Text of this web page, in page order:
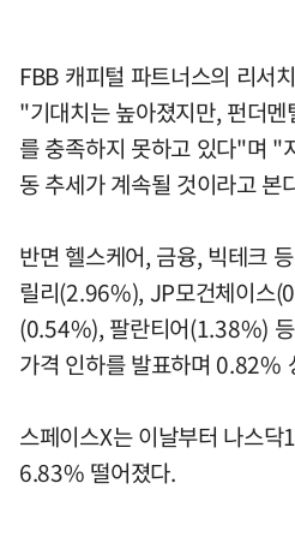
FBB 캐피털 파트너스의 리서
"기대치는 높아졌지만, 펀더
를 충족하지 못하고 있다"며 "
동 추세가 계속될 것이라고 본
반면 헬스케어, 금융, 빅테크
릴리(2.96%), JP모건체이스
(0.54%), 팔란티어(1.38%)
가격 인하를 발표하며 0.82%
스페이스X는 이날부터 나스
6.83% 떨어졌다.